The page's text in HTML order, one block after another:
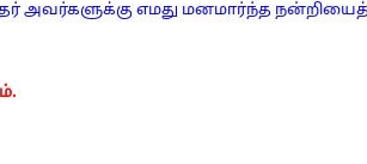
அவர்களுக்கு எமது மனமார்ந்த நன்றியைத்